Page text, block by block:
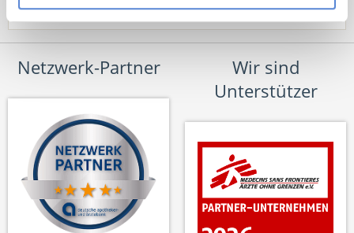
Netzwerk-Partner
Wir sind
Unterstützer